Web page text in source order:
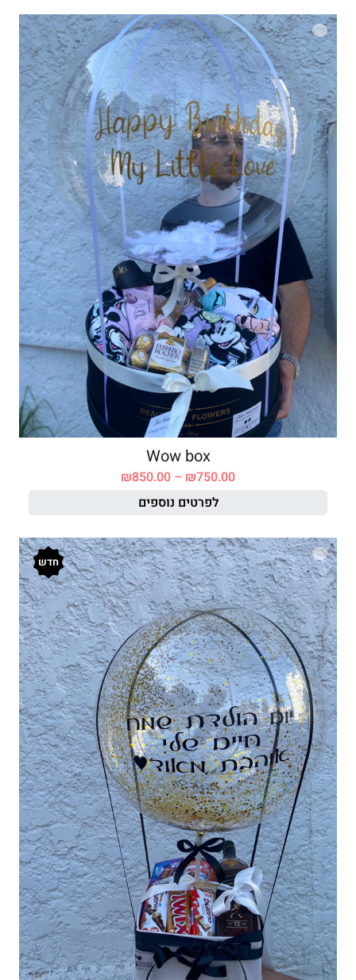
Wow box
₪750.00
–
₪850.00
לפרטים נוספים
חדש